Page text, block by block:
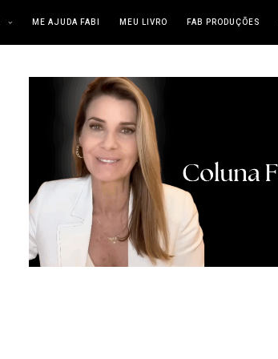
ME AJUDA FABI MEU LIVRO FAB PRODUÇÕES